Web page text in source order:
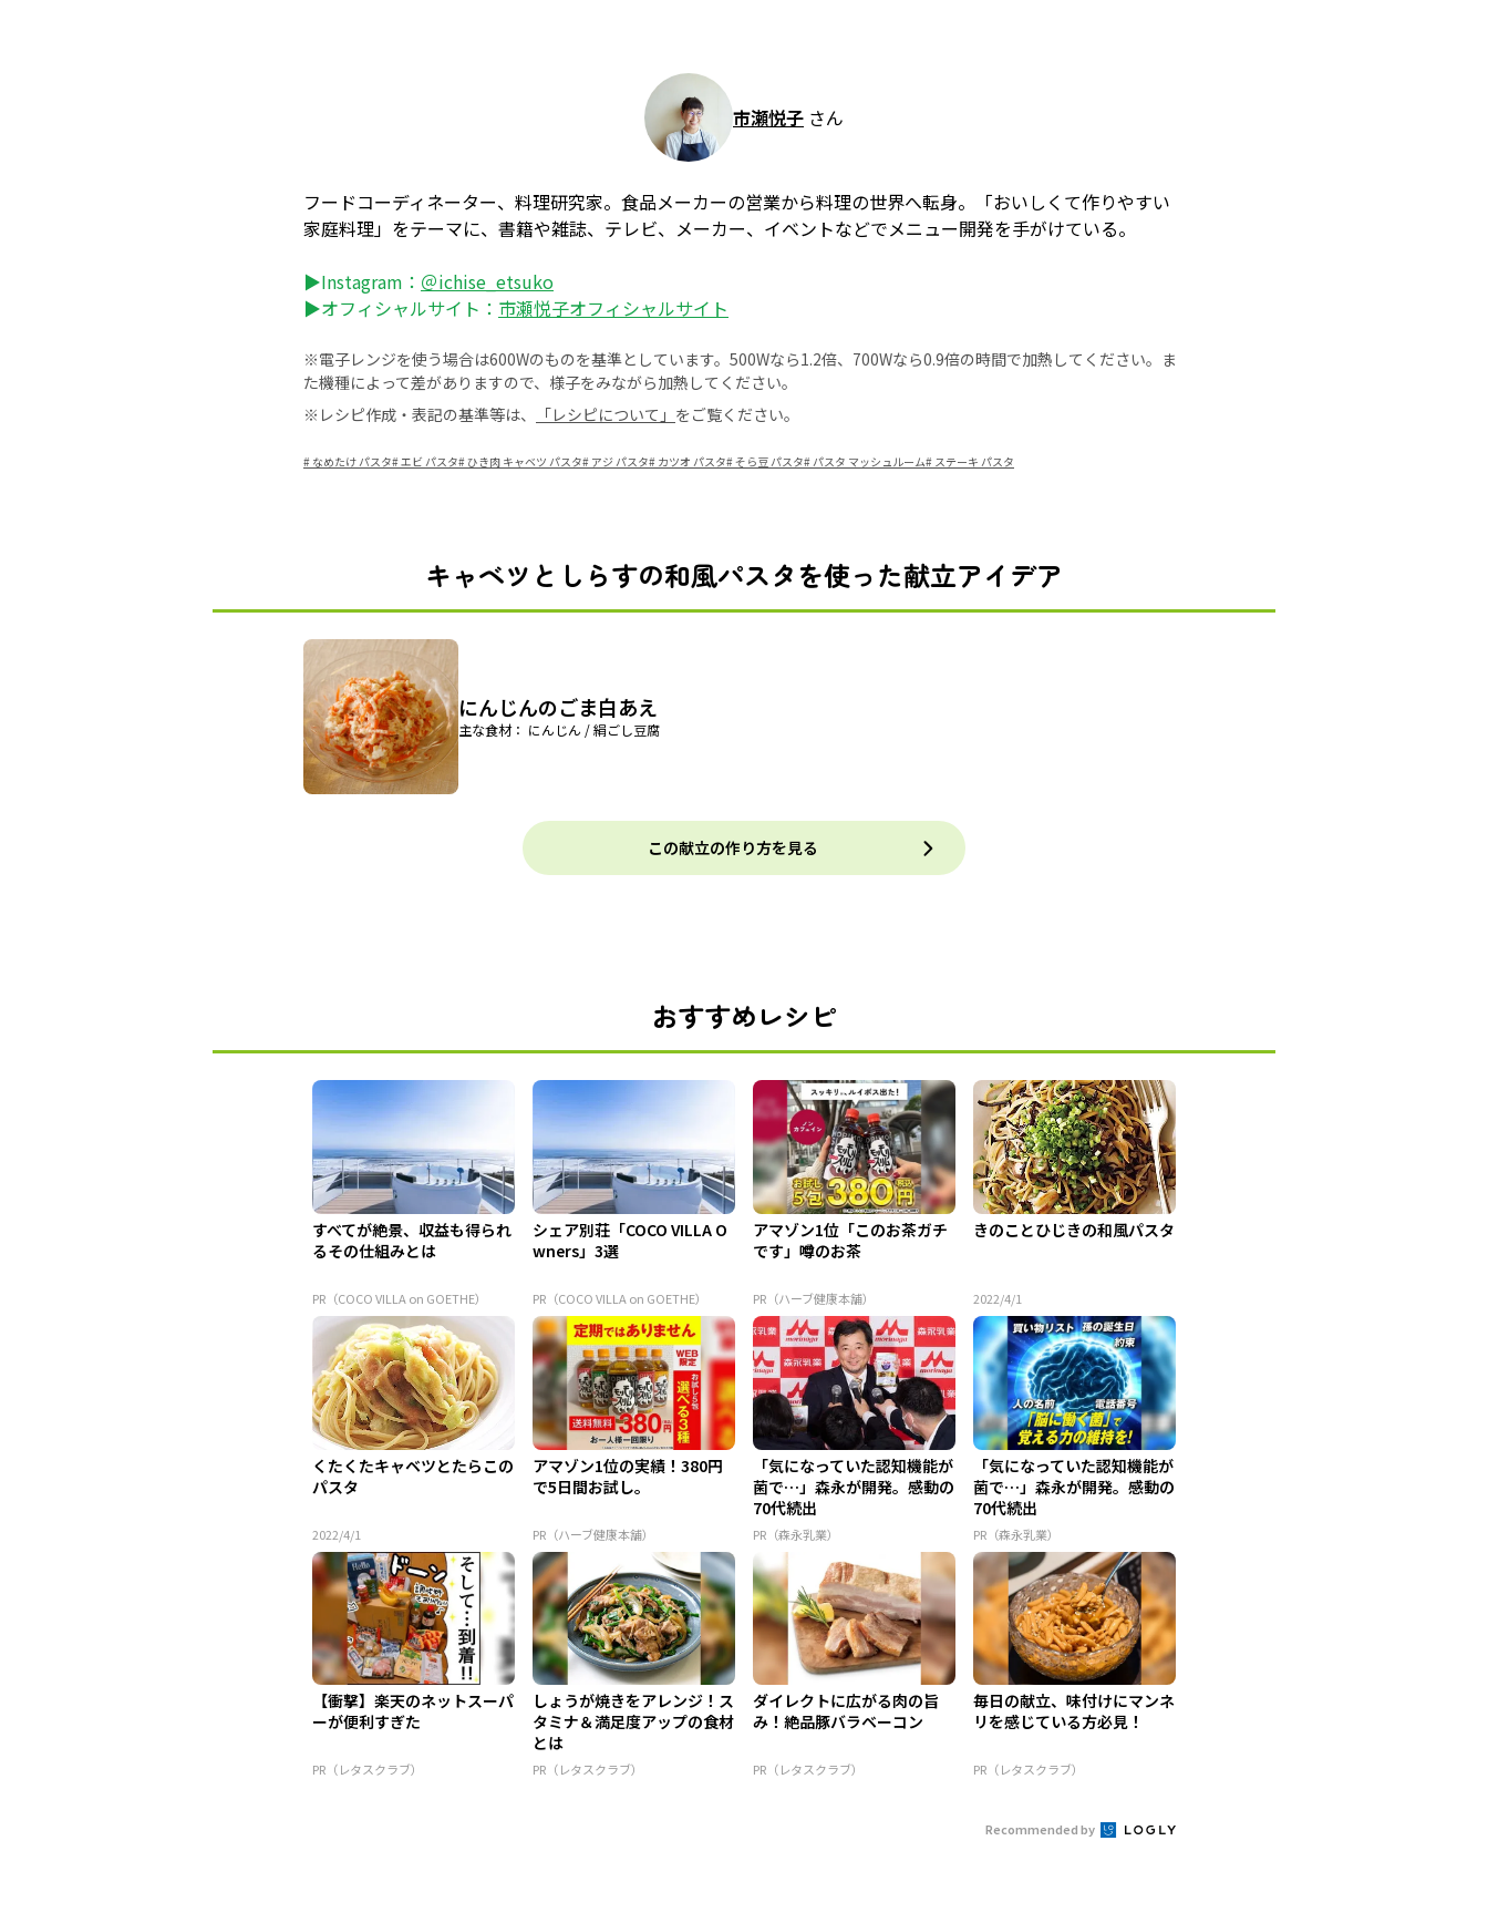
市瀬悦子 さん
フードコーディネーター、料理研究家。食品メーカーの営業から料理の世界へ転身。「おいしくて作りやすい
家庭料理」をテーマに、書籍や雑誌、テレビ、メーカー、イベントなどでメニュー開発を手がけている。
▶Instagram： ＠ichise_etsuko
▶オフィシャルサイト： 市瀬悦子オフィシャルサイト
※電子レンジを使う場合は600Wのものを基準としています。500Wなら1.2倍、700Wなら0.9倍の時間で加熱してください。ま
た機種によって差がありますので、様子をみながら加熱してください。
※レシピ作成・表記の基準等は、
「レシピについて」 をご覧ください。
# なめたけ パスタ#エビ パスタ# ひき肉 キャベツ パスタ# アジ パスタ# カツオ パスタ#そら豆 パスタ#パスタ マッシュルーム# ステーキ パスタ
キャベツとしらすの和風パスタを使った献立アイデア
にんじんのごま白あえ
主な食材： にんじん / 絹ごし豆腐
この献立の作り方を見る
おすすめレシピ
すべてが絶景、収益も得られ
るその仕組みとは
PR（COCO VILLA on GOETHE）
シェア別荘「COCO VILLA O
wners」3選
PR（COCO VILLA on GOETHE）
アマゾン1位「このお茶ガチ
です」噂のお茶
PR（ハーブ健康本舗）
きのことひじきの和風パスタ
2022/4/1
くたくたキャベツとたらこの
パスタ
2022/4/1
アマゾン1位の実績！380円
で5日間お試し。
PR（ハーブ健康本舗）
「気になっていた認知機能が
菌で…」森永が開発。感動の
70代続出
PR（森永乳業）
「気になっていた認知機能が
菌で…」森永が開発。感動の
70代続出
PR（森永乳業）
【衝撃】楽天のネットスーパ
ーが便利すぎた
PR（レタスクラブ）
しょうが焼きをアレンジ！ス
タミナ＆満足度アップの食材
とは
PR（レタスクラブ）
ダイレクトに広がる肉の旨
み！絶品豚バラベーコン
PR（レタスクラブ）
毎日の献立、味付けにマンネ
リを感じている方必見！
PR（レタスクラブ）
Recommended by